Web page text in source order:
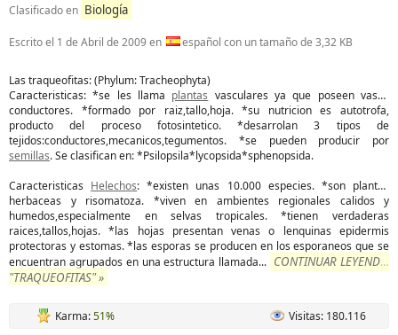
Clasificado en Biología
Escrito el 1 de Abril de 2009en español con un tamaño de 3,32 KB
Las traqueofitas: (Phylum: Tracheophyta)
Caracteristicas: *se les llama plantas vasculares ya que poseen vasos
conductores. *formado por raiz,tallo,hoja. *su nutricion es autotrofa,
producto del proceso fotosintetico. *desarrolan 3 tipos de
tejidos:conductores,mecanicos,tegumentos. *se pueden producir por
semillas. Se clasifican en: *Psilopsila*lycopsida*sphenopsida.
Caracteristicas Helechos: *existen unas 10.000 especies. *son plantas
herbaceas y risomatoza. *viven en ambientes regionales calidos y
humedos,especialmente en selvas tropicales. *tienen verdaderas
raices,tallos,hojas. *las hojas presentan venas o lenquinas epidermis
protectoras y estomas. *las esporas se producen en los esporaneos que se
encuentran agrupados en una estructura llamada... CONTINUAR LEYENDO
"TRAQUEOFITAS" »
Karma:51% Visitas: 180.116